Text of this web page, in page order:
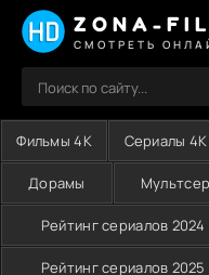
ZONA-
СМОТРЕТЬ
Фильмы 4K Сериалы 4K
Дорамы
Рейтинг сериалов 2024
Рейтинг сериалов 2025